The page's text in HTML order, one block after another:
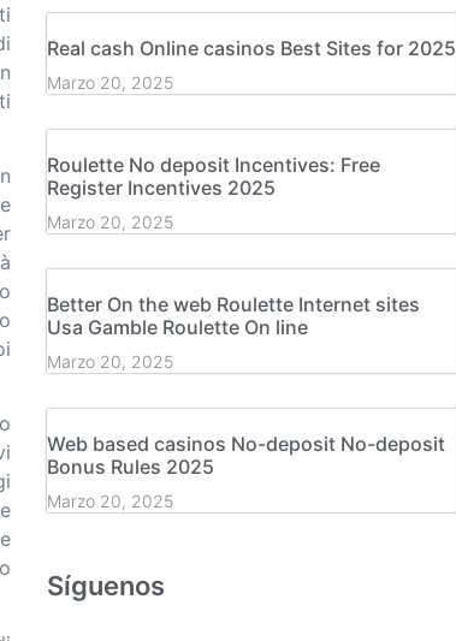
Real cash Online casinos Best Sites for 2025
Marzo 20, 2025
Roulette No deposit Incentives: Free
Register Incentives 2025
Marzo 20, 2025
Better On the web Roulette Internet sites
Usa Gamble Roulette On line
Marzo 20, 2025
Web based casinos No-deposit No-deposit
Bonus Rules 2025
Marzo 20, 2025
Síguenos